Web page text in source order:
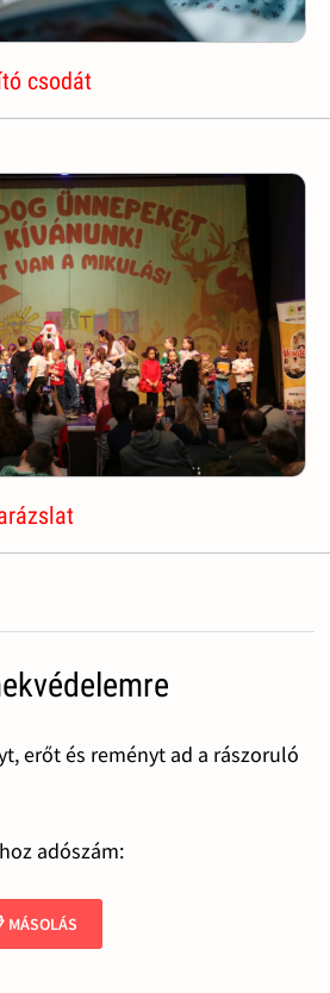
csodát
erőt és reményt ad a rászoruló
adószám:
MÁSOLÁS